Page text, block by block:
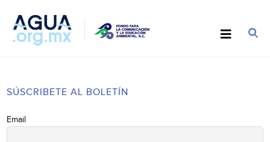
SÚSCRIBETE AL BOLETÍN
Email